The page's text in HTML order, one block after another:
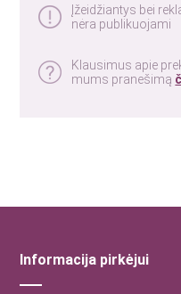
Įžeidžiantys bei
nėra publikuojami
Klausimus apie
mums pranešimą
Informacija pirkėjui